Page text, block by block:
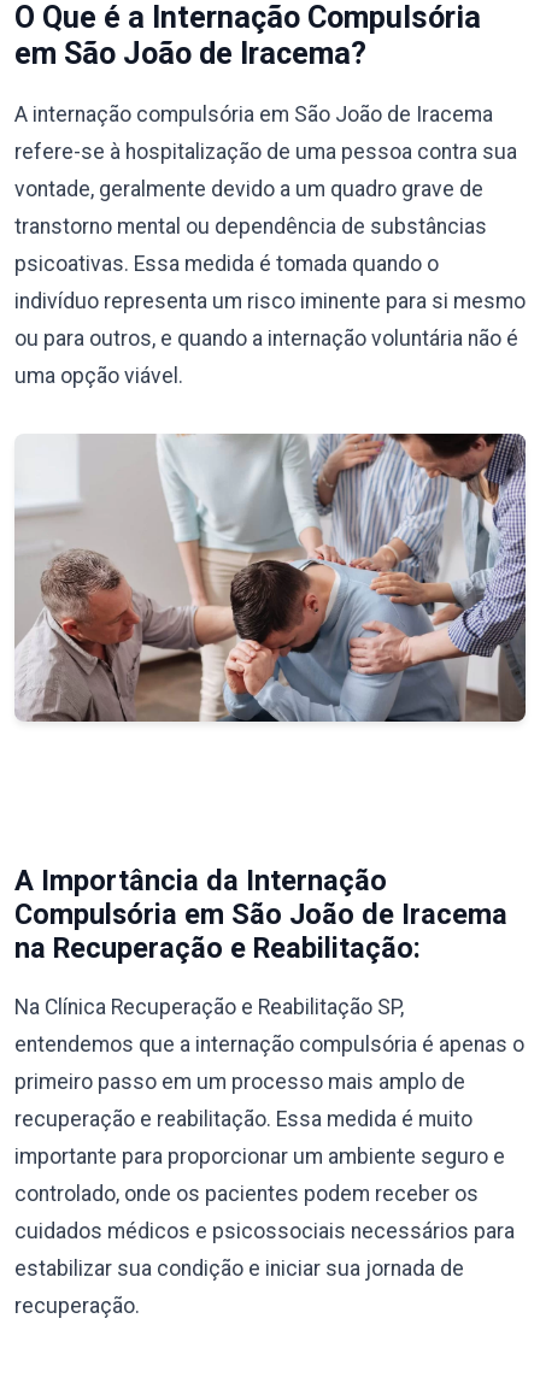
O Que é a Internação Compulsória
em São João de Iracema?
A internação compulsória em São João de Iracema
refere-se à hospitalização de uma pessoa contra sua
vontade, geralmente devido a um quadro grave de
transtorno mental ou dependência de substâncias
psicoativas. Essa medida é tomada quando o
indivíduo representa um risco iminente para si mesmo
ou para outros, e quando a internação voluntária não é
uma opção viável.
A Importância da Internação
Compulsória em São João de Iracema
na Recuperação e Reabilitação:
Na Clínica Recuperação e Reabilitação SP,
entendemos que a internação compulsória é apenas o
primeiro passo em um processo mais amplo de
recuperação e reabilitação. Essa medida é muito
importante para proporcionar um ambiente seguro e
controlado, onde os pacientes podem receber os
cuidados médicos e psicossociais necessários para
estabilizar sua condição e iniciar sua jornada de
recuperação.